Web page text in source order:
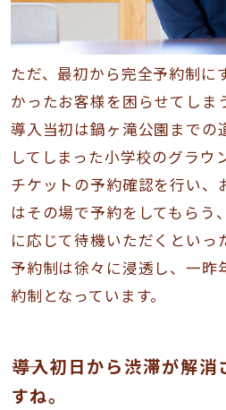
ただ、最初から完全予約制に
かったお客様を困らせてしま
導入当初は鍋ヶ滝公園までの
してしまった小学校のグラウ
チケットの予約確認を行い、
はその場で予約をしてもらう
に応じて待機いただくといっ
予約制は徐々に浸透し、一昨
約制となっています。
――導入初日から渋滞が解
すね。